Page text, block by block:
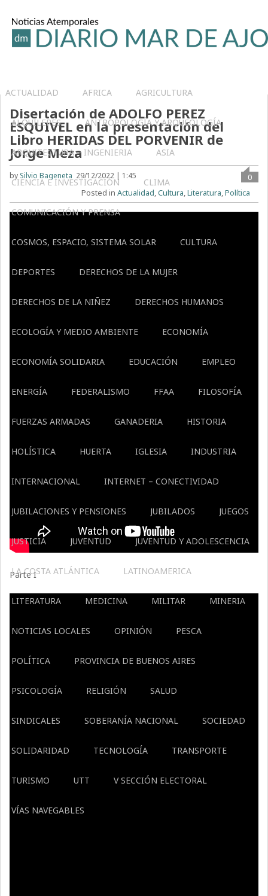
ACTUALIDAD AFRICA AGRICULTURA
ALQUILERES ANTROPOLOGÍA Y ARQUEOLOGÍA
ARQUITECTURA – INGENIERIA ASIA
CIENCIA E INVESTIGACIÓN CLIMA
COMUNICACIÓN Y PRENSA
COSMOS, ESPACIO, SISTEMA SOLAR CULTURA
DEPORTES DERECHOS DE LA MUJER
DERECHOS DE LA NIÑEZ DERECHOS HUMANOS
ECOLOGÍA Y MEDIO AMBIENTE ECONOMÍA
ECONOMÍA SOLIDARIA EDUCACIÓN EMPLEO
ENERGÍA FEDERALISMO FFAA FILOSOFÍA
FUERZAS ARMADAS GANADERIA HISTORIA
HOLÍSTICA HUERTA IGLESIA INDUSTRIA
INTERNACIONAL INTERNET – CONECTIVIDAD
JUBILACIONES Y PENSIONES JUBILADOS JUEGOS
JUSTICIA JUVENTUD JUVENTUD Y ADOLESCENCIA
LA COSTA ATLÁNTICA LATINOAMERICA
LITERATURA MEDICINA MILITAR MINERIA
NOTICIAS LOCALES OPINIÓN PESCA
POLÍTICA PROVINCIA DE BUENOS AIRES
PSICOLOGÍA RELIGIÓN SALUD
SINDICALES SOBERANÍA NACIONAL SOCIEDAD
SOLIDARIDAD TECNOLOGÍA TRANSPORTE
TURISMO UTT V SECCIÓN ELECTORAL
VÍAS NAVEGABLES
Disertación de ADOLFO PEREZ
ESQUIVEL en la presentación del
Libro HERIDAS DEL PORVENIR de
Jorge Meza
by Silvio Bageneta 29/12/2022 | 1:45
0
Posted in Actualidad,Cultura,Literatura,Política
Parte I